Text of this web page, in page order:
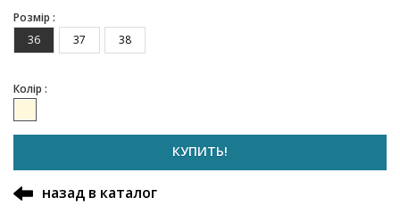
Розмір :
36
37 38
Колір :
КУПИТЬ!
назад в каталог